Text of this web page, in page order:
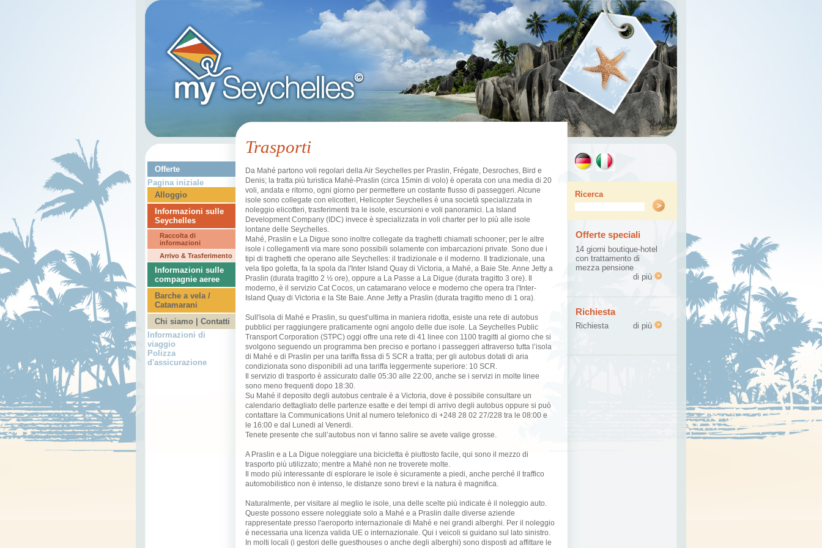
Offerte
Pagina iniziale
Alloggio
Informazioni sulle
Seychelles
Raccolta di
informazioni
Arrivo & Trasferimento
Informazioni sulle
compagnie aeree
Barche a vela /
Catamarani
Chi siamo | Contatti
Informazioni di
viaggio
Polizza
d'assicurazione
Trasporti
Da Mahé partono voli regolari della Air Seychelles per Praslin, Frégate, Desroches, Bird e
Denis; la tratta più turistica Mahè-Praslin (circa 15min di volo) è operata con una media di 20
voli, andata e ritorno, ogni giorno per permettere un costante flusso di passeggeri. Alcune
isole sono collegate con elicotteri, Helicopter Seychelles è una società specializzata in
noleggio elicotteri, trasferimenti tra le isole, escursioni e voli panoramici. La Island
Development Company (IDC) invece è specializzata in voli charter per lo più alle isole
lontane delle Seychelles.
Mahé, Praslin e La Digue sono inoltre collegate da traghetti chiamati schooner; per le altre
isole i collegamenti via mare sono possibili solamente con imbarcazioni private. Sono due i
tipi di traghetti che operano alle Seychelles: il tradizionale e il moderno. Il tradizionale, una
vela tipo goletta, fa la spola da l'Inter Island Quay di Victoria, a Mahé, a Baie Ste. Anne Jetty a
Praslin (durata tragitto 2 ½ ore), oppure a La Passe a La Digue (durata tragitto 3 ore). Il
moderno, è il servizio Cat Cocos, un catamarano veloce e moderno che opera tra l'Inter-
Island Quay di Victoria e la Ste Baie. Anne Jetty a Praslin (durata tragitto meno di 1 ora).
Sull'isola di Mahé e Praslin, su quest’ultima in maniera ridotta, esiste una rete di autobus
pubblici per raggiungere praticamente ogni angolo delle due isole. La Seychelles Public
Transport Corporation (STPC) oggi offre una rete di 41 linee con 1100 tragitti al giorno che si
svolgono seguendo un programma ben preciso e portano i passeggeri attraverso tutta l’isola
di Mahé e di Praslin per una tariffa fissa di 5 SCR a tratta; per gli autobus dotati di aria
condizionata sono disponibili ad una tariffa leggermente superiore: 10 SCR.
Il servizio di trasporto è assicurato dalle 05:30 alle 22:00, anche se i servizi in molte linee
sono meno frequenti dopo 18:30.
Su Mahé il deposito degli autobus centrale è a Victoria, dove è possibile consultare un
calendario dettagliato delle partenze esatte e dei tempi di arrivo degli autobus oppure si può
contattare la Communications Unit al numero telefonico di +248 28 02 27/228 tra le 08:00 e
le 16:00 e dal Lunedi al Venerdi.
Tenete presente che sull’autobus non vi fanno salire se avete valige grosse.
A Praslin e a La Digue noleggiare una bicicletta è piuttosto facile, qui sono il mezzo di
trasporto più utilizzato; mentre a Mahé non ne troverete molte.
Il modo più interessante di esplorare le isole è sicuramente a piedi, anche perché il traffico
automobilistico non è intenso, le distanze sono brevi e la natura è magnifica.
Naturalmente, per visitare al meglio le isole, una delle scelte più indicate è il noleggio auto.
Queste possono essere noleggiate solo a Mahé e a Praslin dalle diverse aziende
rappresentate presso l'aeroporto internazionale di Mahé e nei grandi alberghi. Per il noleggio
é necessaria una licenza valida UE o internazionale. Qui i veicoli si guidano sul lato sinistro.
In molti locali (i gestori delle guesthouses o anche degli alberghi) sono disposti ad affittare le
Ricerca
Offerte speciali
14 giorni boutique-hotel
con trattamento di
mezza pensione
di più
Richiesta
Richiesta di più